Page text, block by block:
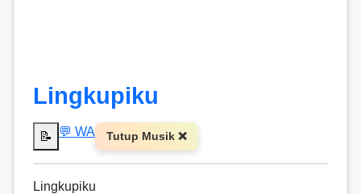
Lingkupiku
📝 💬 WA Tutup Musik ❌
Lingkupiku